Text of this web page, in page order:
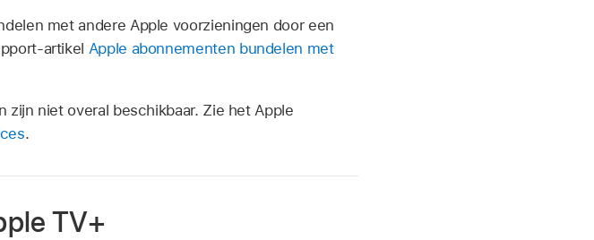
met andere Apple voorzieningen door een
artikel Apple abonnementen bundelen met
zijn niet overal beschikbaar. Zie het Apple
.
TV+